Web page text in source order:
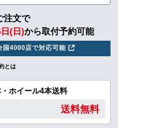
注文で
(日)から取付予約可能
国4000店で対応可能
とは
ホイール4本送料
送料無料